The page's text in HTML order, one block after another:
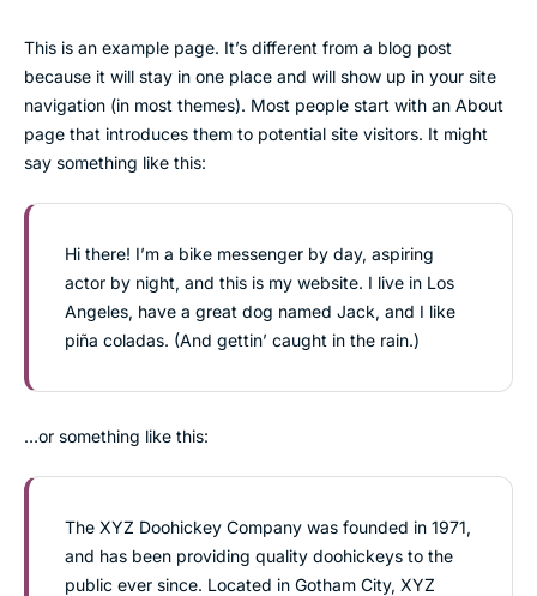
Makelaardij
Bankzaken
Belastingzaken
Over Arci
Nieuws
This is an example page. It’s different from a blog post
because it will stay in one place and will show up in your site
navigation (in most themes). Most people start with an About
page that introduces them to potential site visitors. It might
say something like this:
Hi there! I’m a bike messenger by day, aspiring
actor by night, and this is my website. I live in Los
Angeles, have a great dog named Jack, and I like
piña coladas. (And gettin’ caught in the rain.)
…or something like this:
The XYZ Doohickey Company was founded in 1971,
and has been providing quality doohickeys to the
public ever since. Located in Gotham City, XYZ